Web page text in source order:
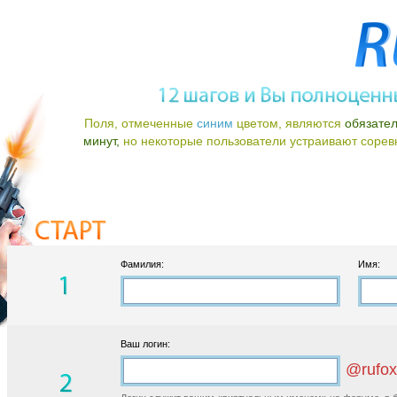
Поля, отмеченные синим цветом, являются
минут, но некоторые пользователи устраивают
Фамилия: Имя:
Ваш логин: